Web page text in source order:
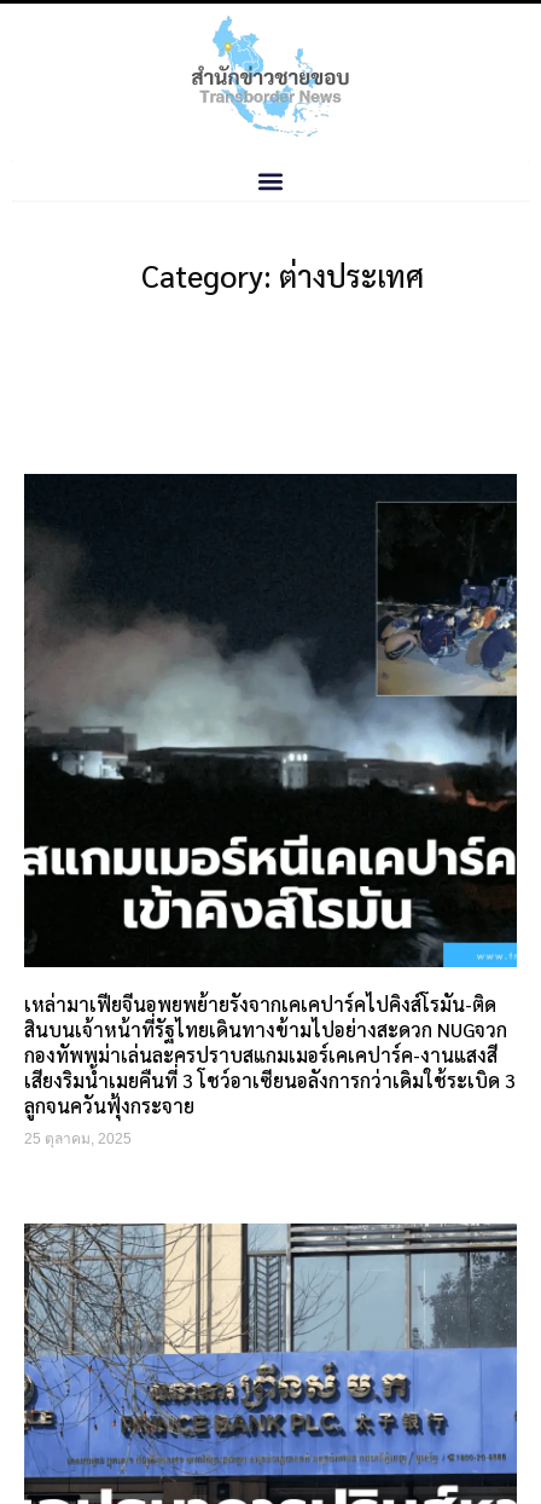
Category: ต่างประเทศ
เหล่ามาเฟียจีนอพยพย้ายรังจากเคเคปาร์คไปคิงส์โรมัน-ติด
สินบนเจ้าหน้าที่รัฐไทยเดินทางข้ามไปอย่างสะดวก NUGจวก
กองทัพพม่าเล่นละครปราบสแกมเมอร์เคเคปาร์ค-งานแสงสี
เสียงริมน้ำเมยคืนที่ 3 โชว์อาเซียนอลังการกว่าเดิมใช้ระเบิด 3
ลูกจนควันฟุ้งกระจาย
25 ตุลาคม, 2025